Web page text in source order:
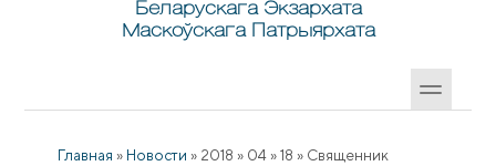
Беларускага Экзархата
Маскоўскага Патрыярхата
Главная » Новости » 2018 » 04 » 18 » Священник